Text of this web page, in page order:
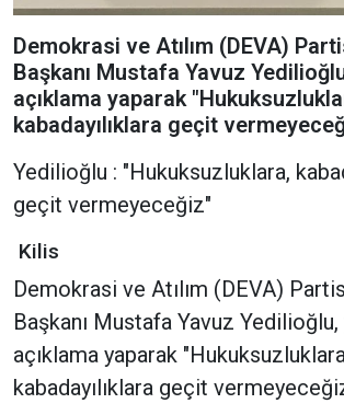
Demokrasi ve Atılım (DEVA)
Başkanı Mustafa Yavuz
açıklama yaparak
kabadayılıklara geçit
Yedilioğlu : "Hukuksuzluklara,
geçit vermeyeceğiz"
Kilis
Demokrasi ve Atılım (DEVA)
Başkanı Mustafa Yavuz Yedilioğlu,
açıklama yaparak
kabadayılıklara geçit